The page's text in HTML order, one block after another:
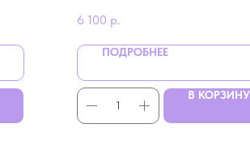
6 100 р.
ПОДРОБНЕЕ
В КОРЗИНУ